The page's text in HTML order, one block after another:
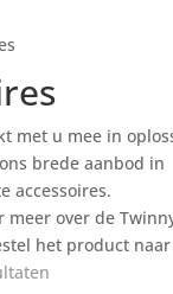
met u mee in
brede aanbod in
accessoires.
over de
het product